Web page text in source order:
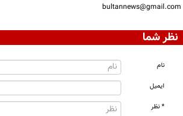
bultannews@gmail.com
نظر شما
نام
ایمیل
* نظر